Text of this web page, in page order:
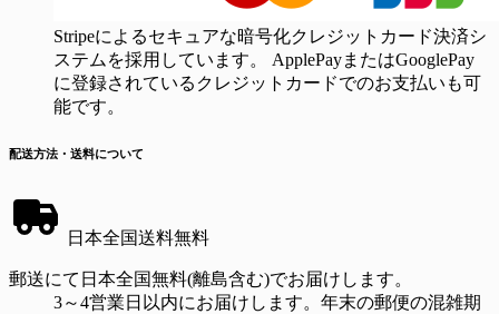
Stripeによるセキュアな暗号化クレジットカード決済シ
ステムを採用しています。 ApplePayまたはGooglePay
に登録されているクレジットカードでのお支払いも可
能です。
配送方法・送料について
日本全国送料無料
郵送にて日本全国無料(離島含む)でお届けします。
3～4営業日以内にお届けします。年末の郵便の混雑期